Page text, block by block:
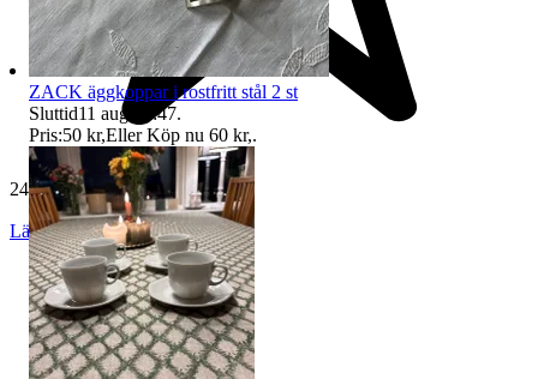
243 omdömen
Läs omdömen Följ
ZACK äggkoppar i rostfritt stål 2 st
Sluttid11 aug 22:47.
Pris:50 kr,Eller Köp nu 60 kr,.